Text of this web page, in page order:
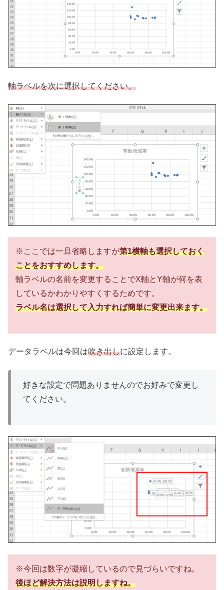
軸ラベルを次に選択してください。
※ここでは一旦省略しますが第1横軸も選択しておく
ことをおすすめします。
軸ラベルの名前を変更することでX軸とY軸が何を表
しているかわかりやすくするためです。
ラベル名は選択して入力すれば簡単に変更出来ます。
データラベルは今回は吹き出しに設定します。
好きな設定で問題ありませんのでお好みで変更し
てください。
※今回は数字が凝縮しているので見づらいですね。
後ほど解決方法は説明しますね。